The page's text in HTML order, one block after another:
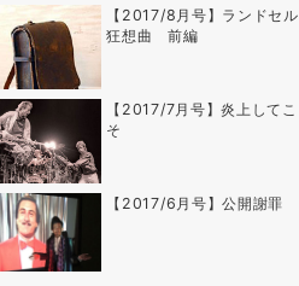
【2017/8月号】ランドセル
狂想曲 前編
【2017/7月号】炎上してこ
そ
【2017/6月号】公開謝罪